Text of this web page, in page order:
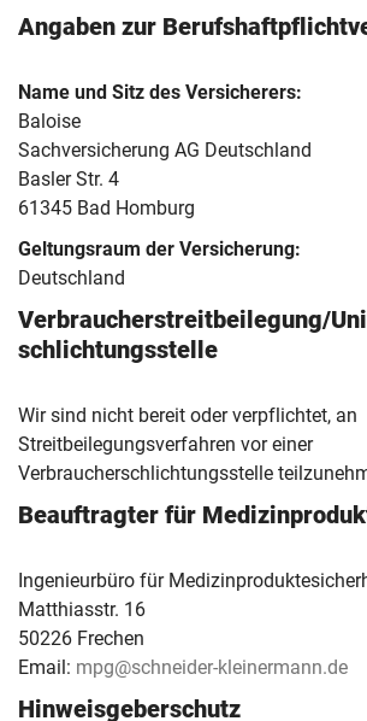
Angaben zur
Name und Sitz des Versicherers:
Baloise
Sachversicherung AG Deutschland
Basler Str. 4
61345 Bad Homburg
Geltungsraum der Versicherung:
Deutschland
Verbraucher­streit­beilegung/
schlichtungs­stelle
Wir sind nicht bereit oder verpflichtet, an
Streitbeilegungsverfahren vor einer
Verbraucherschlichtungsstelle
Beauftragter für
Ingenieurbüro für
Matthiasstr. 16
50226 Frechen
Email: mpg@schneider-kleinermann.de
Hinweisgeberschutz